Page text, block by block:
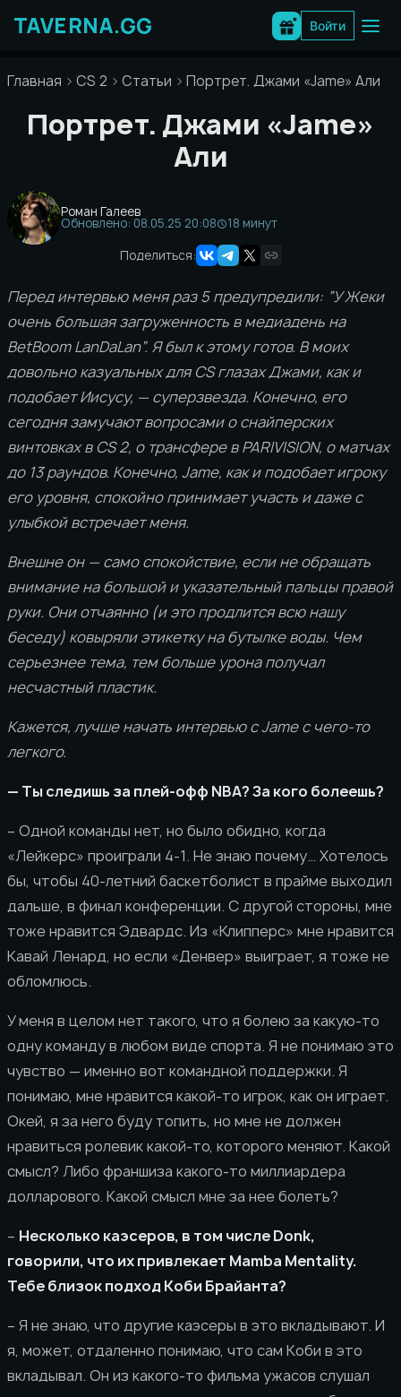
содержимому
Войти
Главная CS 2 Статьи Портрет. Джами «Jame» Али
Портрет. Джами «Jame»
Али
Роман Галеев
Обновлено: 08.05.25 20:08
18 минут
Поделиться:
Перед интервью меня раз 5 предупредили: “У Жеки
очень большая загруженность в медиадень на
BetBoom LanDaLan”. Я был к этому готов. В моих
довольно казуальных для CS глазах Джами, как и
подобает Иисусу, — суперзвезда. Конечно, его
сегодня замучают вопросами о снайперских
винтовках в CS 2, о трансфере в PARIVISION, о матчах
до 13 раундов. Конечно, Jame, как и подобает игроку
его уровня, спокойно принимает участь и даже с
улыбкой встречает меня.
Внешне он — само спокойствие, если не обращать
внимание на большой и указательный пальцы правой
руки. Они отчаянно (и это продлится всю нашу
беседу) ковыряли этикетку на бутылке воды. Чем
серьезнее тема, тем больше урона получал
несчастный пластик.
Кажется, лучше начать интервью с Jame с чего-то
легкого.
— Ты следишь за плей-офф NBA? За кого болеешь?
– Одной команды нет, но было обидно, когда
«Лейкерс» проиграли 4-1. Не знаю почему… Хотелось
бы, чтобы 40-летний баскетболист в прайме выходил
дальше, в финал конференции. С другой стороны, мне
тоже нравится Эдвардс. Из «Клипперс» мне нравится
Кавай Ленард, но если «Денвер» выиграет, я тоже не
обломлюсь.
У меня в целом нет такого, что я болею за какую-то
одну команду в любом виде спорта. Я не понимаю это
чувство — именно вот командной поддержки. Я
понимаю, мне нравится какой-то игрок, как он играет.
Окей, я за него буду топить, но мне не должен
нравиться ролевик какой-то, которого меняют. Какой
смысл? Либо франшиза какого-то миллиардера
долларового. Какой смысл мне за нее болеть?
– Несколько каэсеров, в том числе Donk,
говорили, что их привлекает Mamba Mentality.
Тебе близок подход Коби Брайанта?
– Я не знаю, что другие каэсеры в это вкладывают. И
я, может, отдаленно понимаю, что сам Коби в это
вкладывал. Он из какого-то фильма ужасов слушал